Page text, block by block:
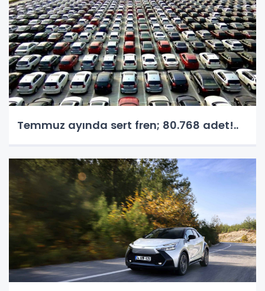
Temmuz ayında sert fren; 80.768 adet!..